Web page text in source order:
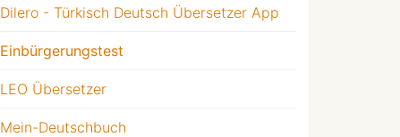
Dilero - Türkisch Deutsch Übersetzer App
Einbürgerungstest
LEO Übersetzer
Mein-Deutschbuch